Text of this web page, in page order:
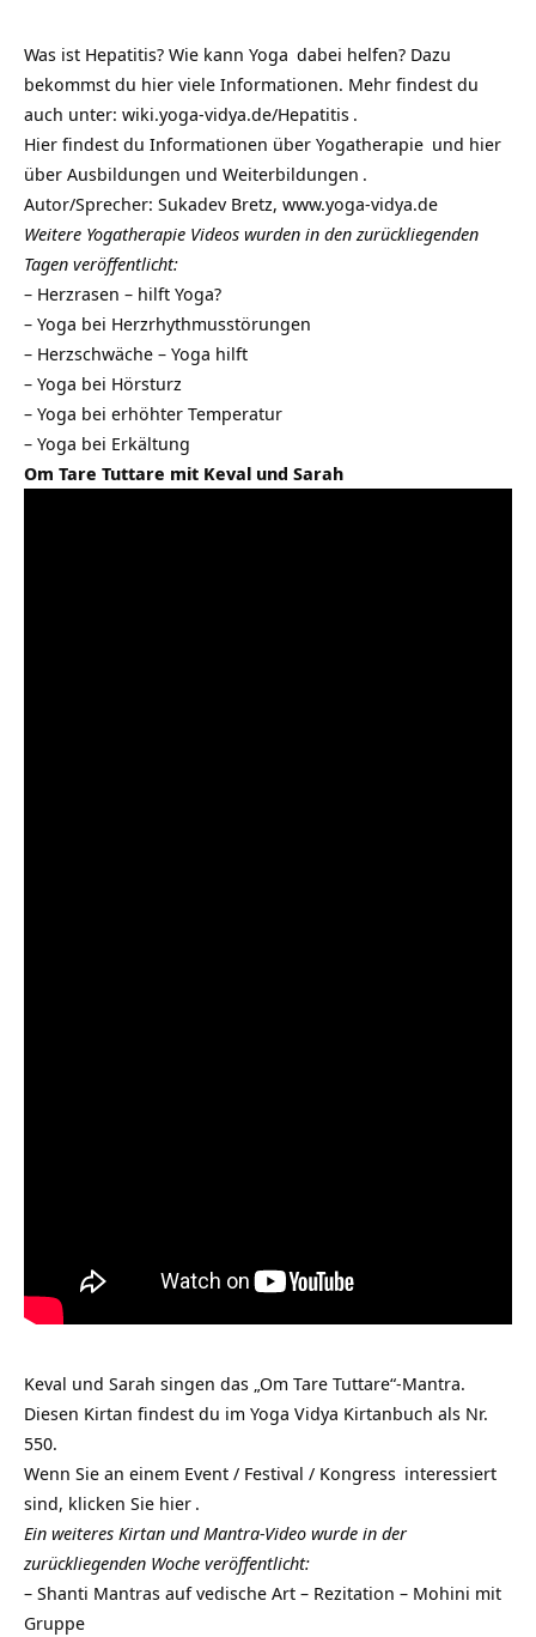
Was ist Hepatitis? Wie kann Yoga dabei helfen? Dazu
bekommst du hier viele Informationen. Mehr findest du
auch unter: wiki.yoga-vidya.de/Hepatitis .
Hier findest du Informationen über Yogatherapie und hier
über Ausbildungen und Weiterbildungen .
Autor/Sprecher: Sukadev Bretz, www.yoga-vidya.de
Weitere Yogatherapie Videos wurden in den zurückliegenden
Tagen veröffentlicht:
– Herzrasen – hilft Yoga?
– Yoga bei Herzrhythmusstörungen
– Herzschwäche – Yoga hilft
– Yoga bei Hörsturz
– Yoga bei erhöhter Temperatur
– Yoga bei Erkältung
Om Tare Tuttare mit Keval und Sarah
Keval und Sarah singen das „Om Tare Tuttare“-Mantra.
Diesen Kirtan findest du im Yoga Vidya Kirtanbuch als Nr.
550.
Wenn Sie an einem Event / Festival / Kongress interessiert
sind, klicken Sie hier .
Ein weiteres Kirtan und Mantra-Video wurde in der
zurückliegenden Woche veröffentlicht:
– Shanti Mantras auf vedische Art – Rezitation – Mohini mit
Gruppe